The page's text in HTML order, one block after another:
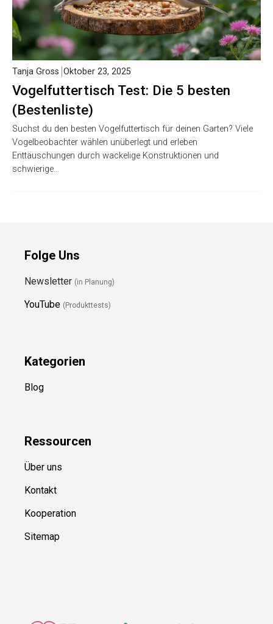
Vogelfuttertisch Test: Die 5 besten
(Bestenliste)
Tanja Gross Oktober 23, 2025
Suchst du den besten Vogelfuttertisch für deinen Garten? Viele
Vogelbeobachter wählen unüberlegt und erleben
Enttäuschungen durch wackelige Konstruktionen und
schwierige…
Folge Uns
Newsletter (in Planung)
YouTube (Produkttests)
Kategorien
Blog
Ressourcen
Über uns
Kontakt
Kooperation
Sitemap